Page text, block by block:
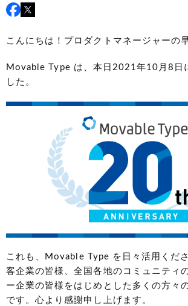
こんにちは！プロダクトマネージャーの
Movable Type は、本日2021年10月8日
した。
これも、Movable Type を日々活用くだ
客企業の皆様、全国各地のコミュニティ
ー企業の皆様をはじめとした多くの方々
です。心より感謝申し上げます。